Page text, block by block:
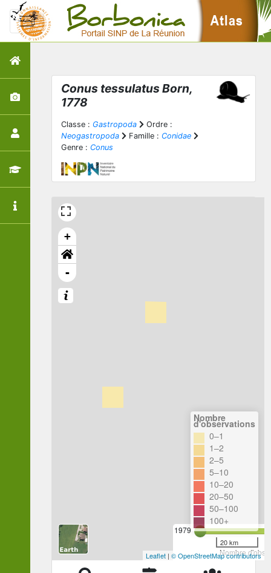
Conus tessulatus Born,
1778
Classe : Gastropoda
Ordre :
Neogastropoda
Famille : Conidae
Genre : Conus
+
-
1979
Nombre
Nombre
d'observations
0–1
1–2
2–5
5–10
10–20
20–50
50–100
100+
20 km
Leaflet | © OpenStreetMap contributors